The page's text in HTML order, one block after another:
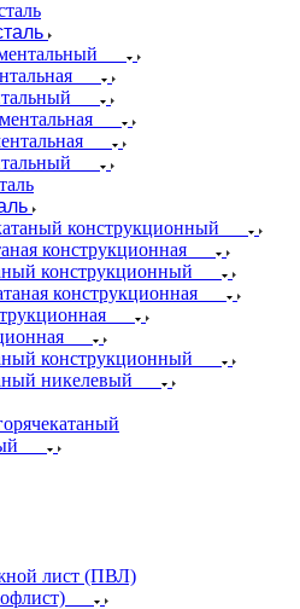
конструкционный
конструкционная
конструкционный
конструкционная
конструкционный
никелевый
лист (ПВЛ)